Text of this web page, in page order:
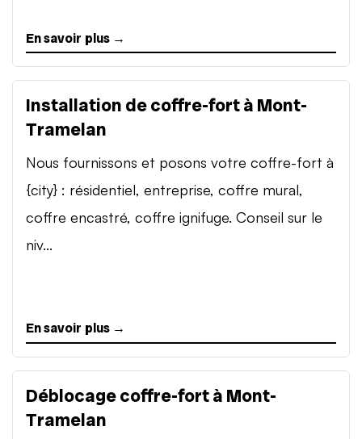
En savoir plus →
Installation de coffre-fort à Mont-
Tramelan
Nous fournissons et posons votre coffre-fort à
{city} : résidentiel, entreprise, coffre mural,
coffre encastré, coffre ignifuge. Conseil sur le
niv...
En savoir plus →
Déblocage coffre-fort à Mont-
Tramelan